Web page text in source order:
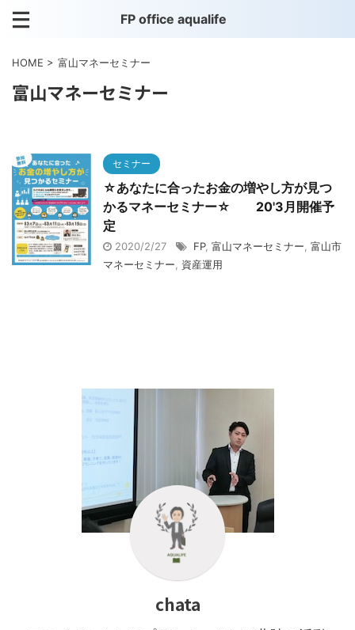
FP office aqualife
HOME > 富山マネーセミナー
富山マネーセミナー
セミナー
☆あなたに合ったお金の増やし方が見つ
かるマネーセミナー☆ 20'3月開催予
定
2020/2/27 FP, 富山マネーセミナー 富山市
マネーセミナー
資産運用
chata